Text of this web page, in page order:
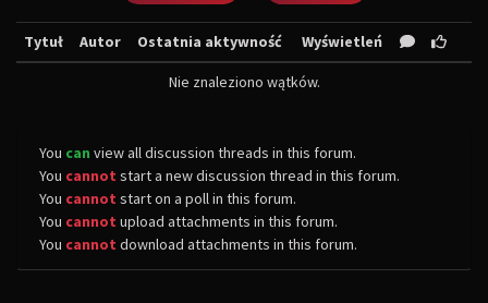
Tytuł Autor Ostatnia aktywność Wyświetleń
Nie znaleziono wątków.
You can view all discussion threads in this forum.
You cannot start a new discussion thread in this forum.
You cannot start on a poll in this forum.
You cannot upload attachments in this forum.
You cannot download attachments in this forum.